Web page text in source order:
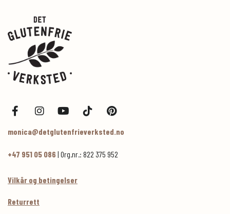
monica@detglutenfrieverksted.no
+47 951 05 086 | Org.nr.: 822 375 952
Vilkår og betingelser
Returrett